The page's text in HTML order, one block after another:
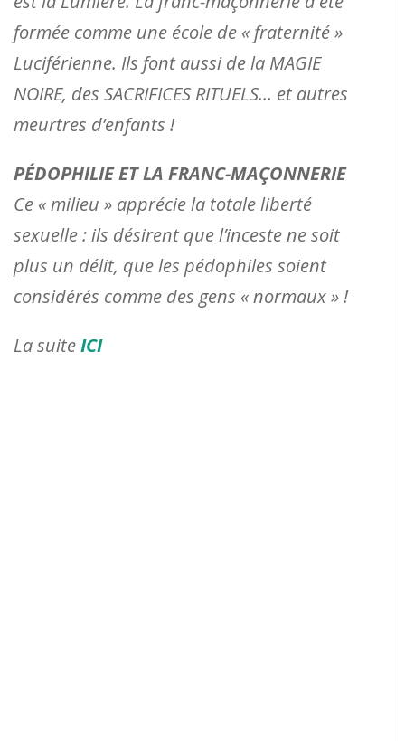
formée comme une école de « fraternité »
Luciférienne. Ils font aussi de la MAGIE
NOIRE, des SACRIFICES RITUELS… et autres
meurtres d’enfants !
PÉDOPHILIE ET LA FRANC-MAÇONNERIE
Ce « milieu » apprécie la totale liberté
sexuelle : ils désirent que l’inceste ne soit
plus un délit, que les pédophiles soient
considérés comme des gens « normaux » !
La suiteICI